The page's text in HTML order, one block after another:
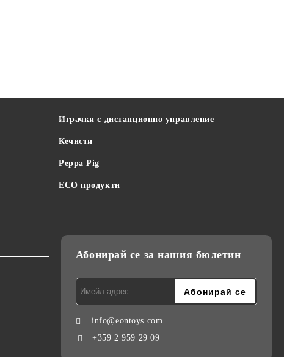
Играчки с дистанционно управление
Кечисти
Peppa Pig
ECO продукти
Абонирай се за нашия бюлетин
info@eontoys.com
+359 2 959 29 09